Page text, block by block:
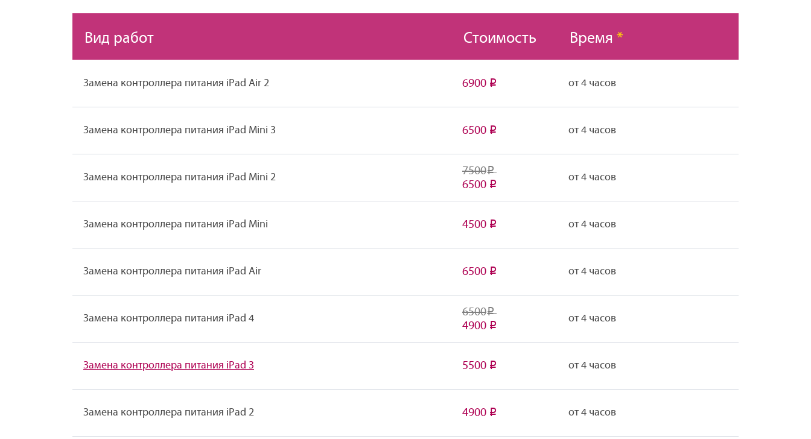
Вид работ Стоимость Время *
Замена контроллера питания iPad Air 2 6900 Р от 4 часов
Замена контроллера питания iPad Mini 3 6500 Р от 4 часов
Замена контроллера питания iPad Mini 2 7500Р
6500 Р
от 4 часов
Замена контроллера питания iPad Mini 4500 Р от 4 часов
Замена контроллера питания iPad Air 6500 Р от 4 часов
Замена контроллера питания iPad 4 6500Р
4900 Р
от 4 часов
Замена контроллера питания iPad 3 5500 Р от 4 часов
Замена контроллера питания iPad 2 4900 Р от 4 часов